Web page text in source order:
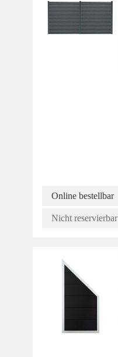
Online bestellbar
Nicht reservierbar